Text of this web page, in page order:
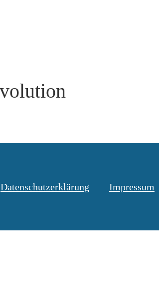
Datenschutzerklärung Impressum